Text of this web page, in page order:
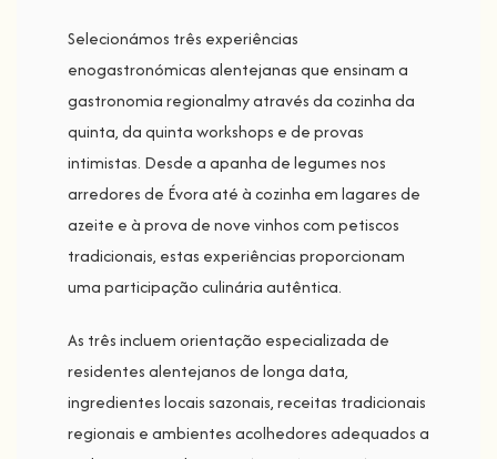
Selecionámos três experiências
enogastronómicas alentejanas que ensinam a
gastronomia regionalmy através da cozinha da
quinta, da quinta workshops e de provas
intimistas. Desde a apanha de legumes nos
arredores de Évora até à cozinha em lagares de
azeite e à prova de nove vinhos com petiscos
tradicionais, estas experiências proporcionam
uma participação culinária autêntica.
As três incluem orientação especializada de
residentes alentejanos de longa data,
ingredientes locais sazonais, receitas tradicionais
regionais e ambientes acolhedores adequados a